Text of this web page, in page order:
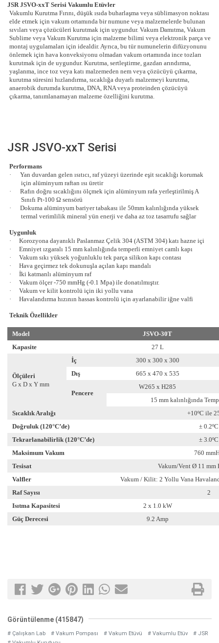
JSR JSVO-xxT Serisi Vakumlu Etüvler
Vakumlu Kurutma Fırını, düşük ısıda buharlaşma veya süblimasyon noktası
elde etmek için vakum ortamında bir numune veya malzemelerde bulunan
sıvıları veya çözücüleri kurutmak için uygundur. Vakum Damıtma, Vakum
Sublime veya Vakum Kurutma için malzeme bilimi veya elektronik parça ve
montaj uygulamaları için idealdir. Ayrıca, bu tür numunelerin difüzyonunu
önlemek için hava konveksiyonu olmadan vakum ortamında ince tozları
kurutmak için de uygundur. Kurutma, sertleştirme, gazdan arındırma,
yaşlanma, ince toz veya katı malzemeden nem veya çözücüyü çıkarma,
kurutma süresini hızlandırma, sıcaklığa duyarlı malzemeyi kurutma,
anaerobik durumda kurutma, DNA, RNA veya proteinden çözücüyü
çıkarma, tanımlanamayan malzeme özelliğini kurutma.
JSR JSVO-xxT Serisi
Performans
·
Yan duvardan gelen ısıtıcı, raf yüzeyi üzerinde eşit sıcaklığı korumak
için alüminyum raftan ısı üretir
·
Rafın doğru sıcaklığını ölçmek için alüminyum rafa yerleştirilmiş A
Sınıfı Pt-100 Ω sensörü
·
Dokuma alüminyum bariyer tabakası ile 50mm kalınlığında yüksek
termal verimlilik mineral yün enerji ve daha az toz tasarrufu sağlar
Uygunluk
·
Korozyona dayanıklı Paslanmaz Çelik 304 (ASTM 304) katı hazne içi
·
Emniyet ızgaralı 15 mm kalınlığında temperli emniyet camlı kapı
·
Vakum sıkı yüksek yoğunluklu tek parça silikon kapı contası
·
Hava geçirmez tek dokunuşla açılan kapı mandalı
·
İki katmanlı alüminyum raf
·
Vakum ölçer -750 mmHg (-0.1 Mpa) ile donatılmıştır.
·
Vakum ve kilit kontrolü için iki yollu vana
·
Havalandırma hızının hassas kontrolü için ayarlanabilir iğne valfi
Teknik Özellikler
Model
JSVO-30T
Kapasite
27 L
Ölçüleri
G x D x Y mm
İç
300 x 300 x 300
Dış
665 x 470 x 535
Pencere
W265 x H285
15 mm kalınlığında
Sıcaklık Aralığı
+10ºC ile
Doğruluk (120°C’de)
± 0.2ºC
Tekrarlanabilirlik (120°C’de)
± 3.0ºC
Maksimum Vakum
760
Tesisat
Vakum/Vent Ø 11 mm
Valfler
Vakum / Kilit: 2 Yollu Vana
Raf Sayısı
2
Isıtma Kapasitesi
2 x 1.0 kW
Güç Derecesi
9.2 Amp
Görüntülenme (415847)
# Çalışkan Lab # Vakum Pompası # Vakum Etüvü # Vakumlu Etüv
# JSR